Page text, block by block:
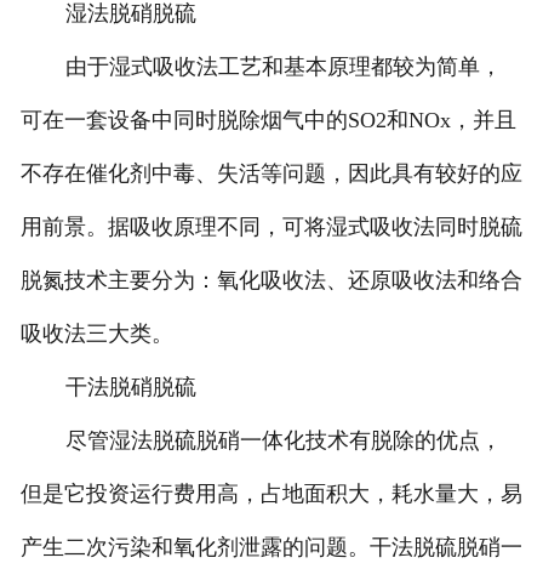
湿法脱硝脱硫
由于湿式吸收法工艺和基本原理都较为简单，
可在一套设备中同时脱除烟气中的SO2和NOx，并且
不存在催化剂中毒、失活等问题，因此具有较好的应
用前景。据吸收原理不同，可将湿式吸收法同时脱硫
脱氮技术主要分为：氧化吸收法、还原吸收法和络合
吸收法三大类。
干法脱硝脱硫
尽管湿法脱硫脱硝一体化技术有脱除的优点，
但是它投资运行费用高，占地面积大，耗水量大，易
产生二次污染和氧化剂泄露的问题。干法脱硫脱硝一